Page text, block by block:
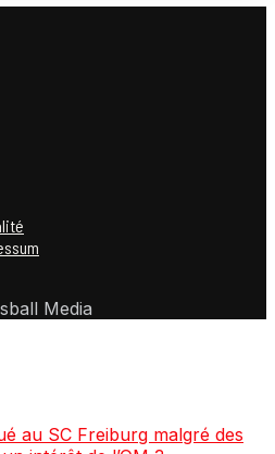
Media
au SC Freiburg malgré des